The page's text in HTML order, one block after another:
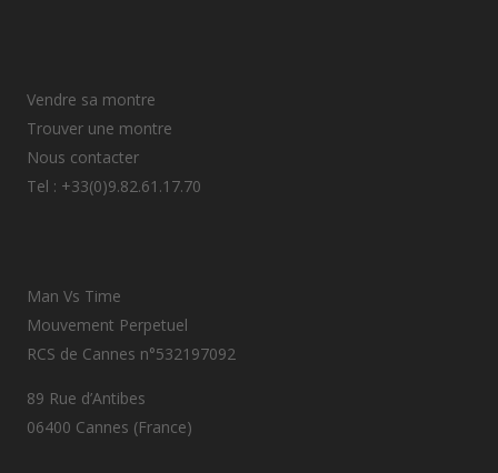
Vendre sa montre
Trouver une montre
Nous contacter
Tel : +33(0)9.82.61.17.70
Man Vs Time
Mouvement Perpetuel
RCS de Cannes n°532197092
89 Rue d’Antibes
06400 Cannes (France)